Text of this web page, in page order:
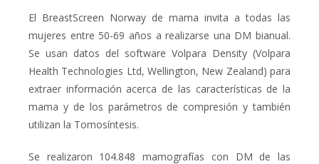
El BreastScreen Norway de mama invita a todas las
mujeres entre 50-69 años a realizarse una DM bianual.
Se usan datos del software Volpara Density (Volpara
Health Technologies Ltd, Wellington, New Zealand) para
extraer información acerca de las características de la
mama y de los parámetros de compresión y también
utilizan la Tomosíntesis.
Se realizaron 104.848 mamografías con DM de las